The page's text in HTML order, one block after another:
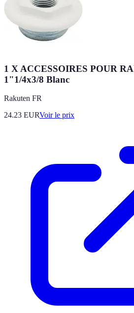
1 X ACCESSOIRES POUR
1"1/4x3/8 Blanc
Rakuten FR
24.23 EURVoir le prix